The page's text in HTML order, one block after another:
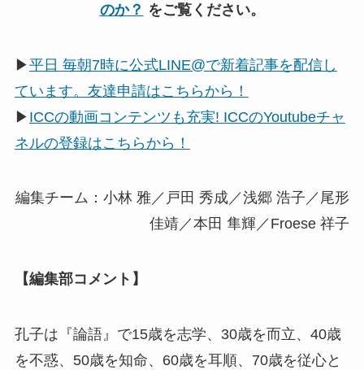
のか？ をご覧ください。
▶平日 毎朝7時に公式LINE@で新着記事を配信し
ています。友達申請はこちらから！
▶ ICCの動画コンテンツも充実! ICCのYoutubeチャ
ネルの登録はこちらから！
編集チーム：小林 雅／戸田 秀成／浅郷 浩子／尾形
佳靖／本田 隼輝／Froese 祥子
【編集部コメント】
孔子は『論語』で15歳を志学、30歳を而立、40歳
を不惑、50歳を知命、60歳を耳順、70歳を従心と